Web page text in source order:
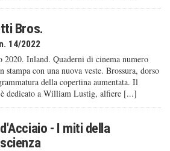
Bros.
14/2022
2020. Inland. Quaderni di cinema numero
stampa con una nuova veste. Brossura, dorso
della copertina aumentata. Il
dedicato a William Lustig, alfiere [...]
- I miti della